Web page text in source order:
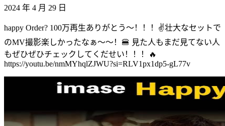
2024 年 4 月 29 日
happy Order? 100万再生ありがとう〜！！！✌️壮大なセットで
のMV撮影楽しかったなぁ〜〜！🍔 見た人もまだ見てない人
もぜひぜひチェックしてくだせい！！！🔥
https://youtu.be/nmMYhqlZJWU?si=RLV1px1dp5-gL77v